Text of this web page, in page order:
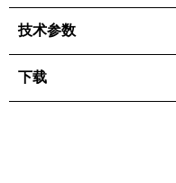
技术参数
下载